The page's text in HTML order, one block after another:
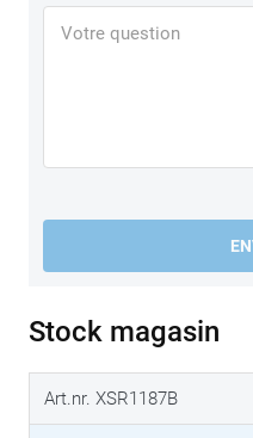
Stock magasin
Art.nr. XSR1187B